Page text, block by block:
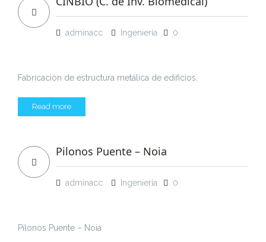
adminacc Ingeniería 0
Fabricación de estructura metálica de edificios.
Read more
Pilonos Puente – Noia
adminacc Ingeniería 0
Pilonos Puente – Noia